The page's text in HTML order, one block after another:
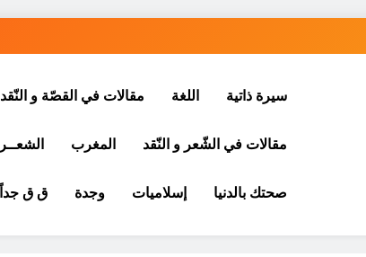
سيرة ذاتية اللغة مقالات في القصّة و النّقد
مقالات في الشّعر و النّقد المغرب الشعــر
صحتك بالدنيا إسلاميات وجدة ق ق جداً